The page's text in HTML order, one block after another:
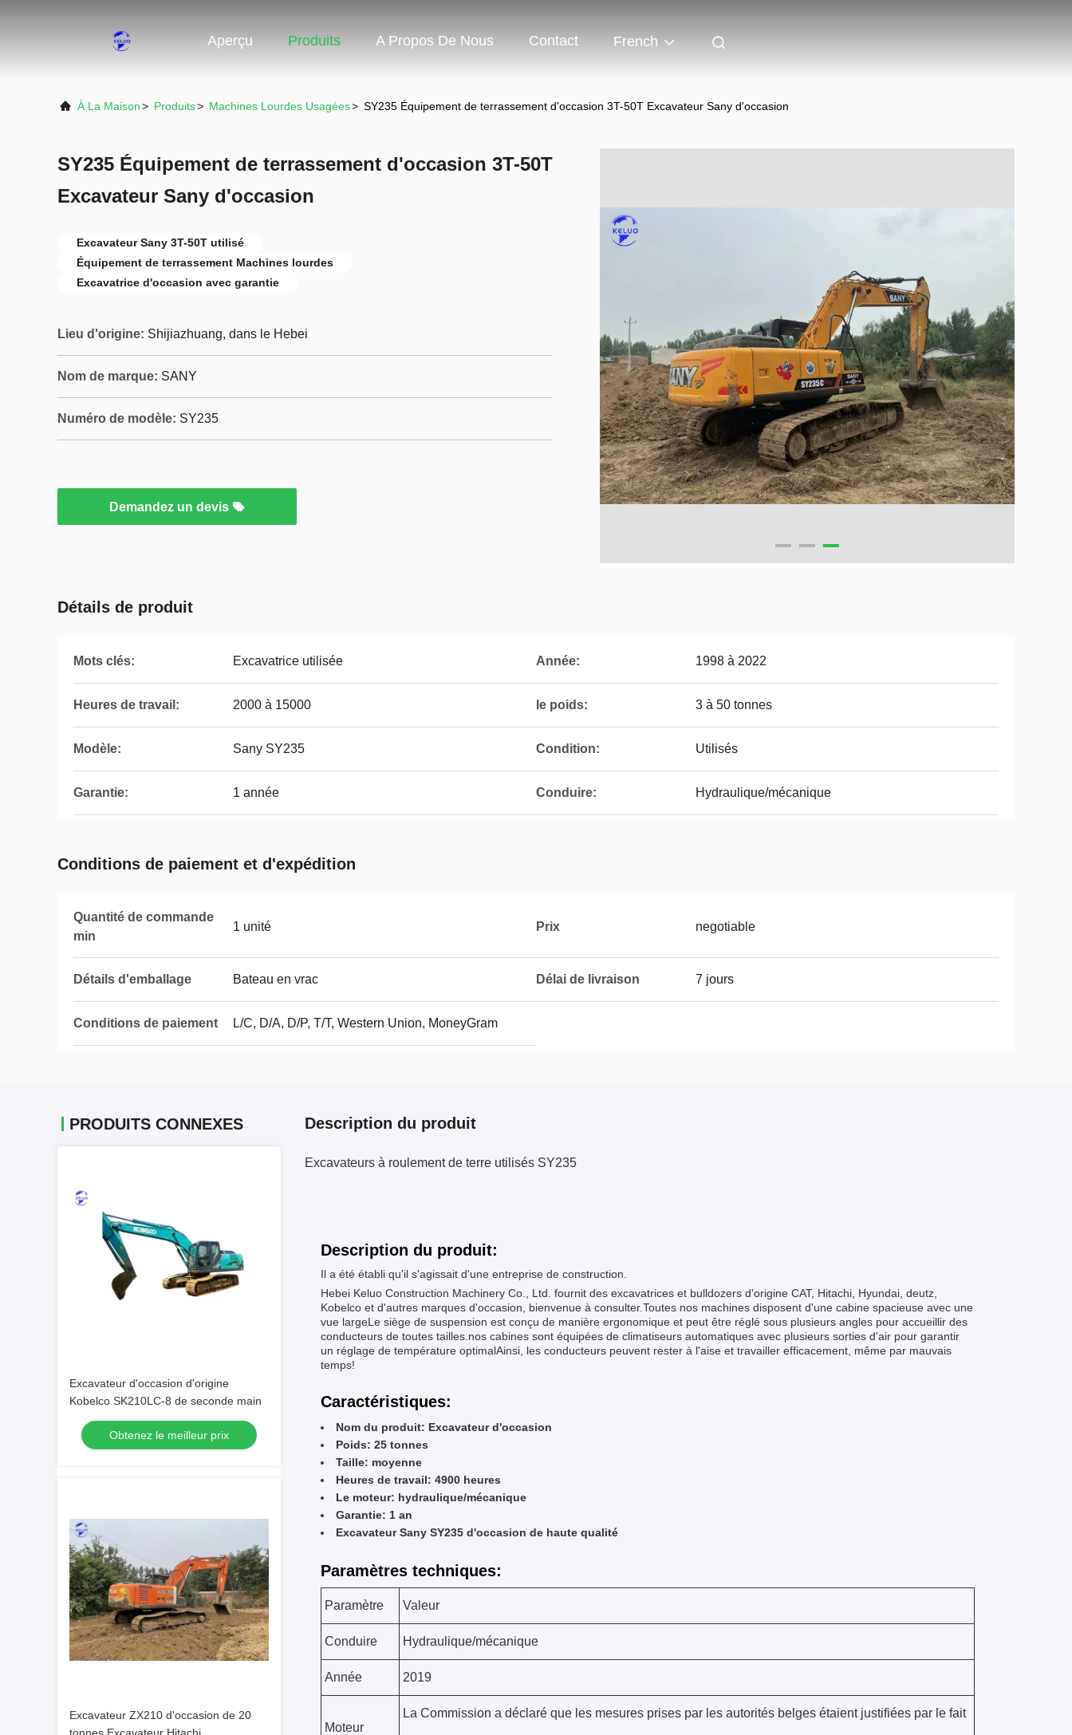
Aperçu Produits A Propos De Nous Contact French
À La Maison> Produits> Machines Lourdes Usagées> SY235 Équipement de terrassement d'occasion 3T-50T Excavateur Sany d'occasion
SY235 Équipement de terrassement d'occasion 3T-50T
Excavateur Sany d'occasion
Excavateur Sany 3T-50T utilisé
Équipement de terrassement Machines lourdes
Excavatrice d'occasion avec garantie
Lieu d'origine: Shijiazhuang, dans le Hebei
Nom de marque: SANY
Numéro de modèle: SY235
Demandez un devis
Détails de produit
Mots clés: Excavatrice utilisée Année: 1998 à 2022
Heures de travail: 2000 à 15000 le poids: 3 à 50 tonnes
Modèle: Sany SY235 Condition: Utilisés
Garantie: 1 année Conduire: Hydraulique/mécanique
Conditions de paiement et d'expédition
Quantité de commande
min
1 unité Prix negotiable
Détails d'emballage Bateau en vrac Délai de livraison 7 jours
Conditions de paiement L/C, D/A, D/P, T/T, Western Union, MoneyGram
PRODUITS CONNEXES
Excavateur d'occasion d'origine
Kobelco SK210LC-8 de seconde main
Obtenez le meilleur prix
Excavateur ZX210 d'occasion de 20
Description du produit
Excavateurs à roulement de terre utilisés SY235
Description du produit:
Il a été établi qu'il s'agissait d'une entreprise de construction.
Hebei Keluo Construction Machinery Co., Ltd. fournit des excavatrices et bulldozers d'origine CAT, Hitachi, Hyundai, deutz,
Kobelco et d'autres marques d'occasion, bienvenue à consulter.Toutes nos machines disposent d'une cabine spacieuse avec une
vue largeLe siège de suspension est conçu de manière ergonomique et peut être réglé sous plusieurs angles pour accueillir des
conducteurs de toutes tailles.nos cabines sont équipées de climatiseurs automatiques avec plusieurs sorties d'air pour garantir
un réglage de température optimalAinsi, les conducteurs peuvent rester à l'aise et travailler efficacement, même par mauvais
temps!
Caractéristiques:
Nom du produit: Excavateur d'occasion
Poids: 25 tonnes
Taille: moyenne
Heures de travail: 4900 heures
Le moteur: hydraulique/mécanique
Garantie: 1 an
Excavateur Sany SY235 d'occasion de haute qualité
Paramètres techniques:
Paramètre Valeur
Conduire Hydraulique/mécanique
Année 2019
Moteur
La Commission a déclaré que les mesures prises par les autorités belges étaient justifiées par le fait